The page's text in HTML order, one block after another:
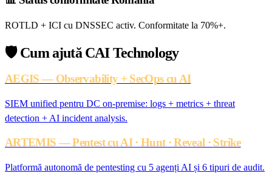
ROTLD + ICI cu DNSSEC activ. Conformitate la 70%+.
🛡️Cum ajută CAI Technology
AEGIS — Observability + SecOps cu AI
SIEM unified pentru DC on-premise: logs + metrics + threat
detection + AI incident analysis.
ARTEMIS — Pentest cu AI · Hunt · Reveal · Strike
Platformă autonomă de pentesting cu 5 agenți AI și 6 tipuri de audit.